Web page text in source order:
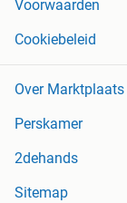
Voorwaarden
Cookiebeleid
Over Marktplaats
Perskamer
2dehands
Sitemap